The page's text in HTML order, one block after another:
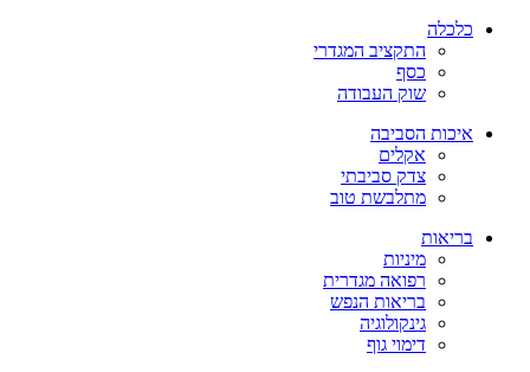
כלכלה
התקציב המגדרי
כסף
שוק העבודה
איכות הסביבה
אקלים
צדק סביבתי
מתלבשת טוב
בריאות
מיניות
רפואה מגדרית
בריאות הנפש
גינקולוגיה
דימוי גוף